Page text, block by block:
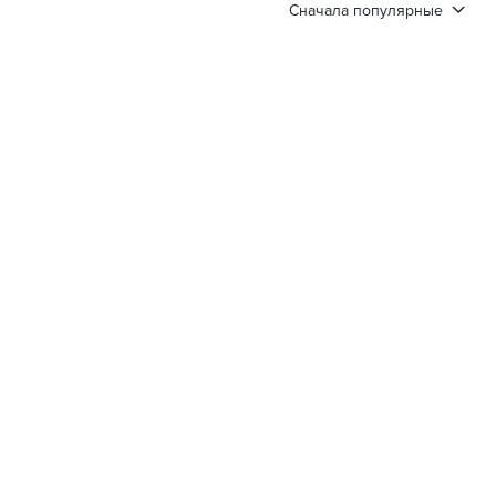
Сначала популярные